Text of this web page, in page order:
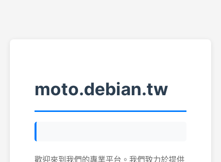
moto.debian.tw
歡迎來到我們的專業平台。我們致力於提供